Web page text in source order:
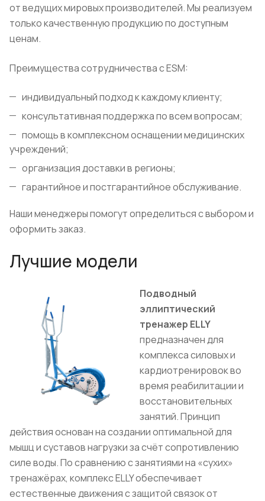
от ведущих мировых производителей. Мы реализуем
только качественную продукцию по доступным
ценам.
Преимущества сотрудничества с ESM:
индивидуальный подход к каждому клиенту;
консультативная поддержка по всем вопросам;
помощь в комплексном оснащении медицинских
учреждений;
организация доставки в регионы;
гарантийное и постгарантийное обслуживание.
Наши менеджеры помогут определиться с выбором и
оформить заказ.
Лучшие модели
Подводный
эллиптический
тренажер ELLY
предназначен для
комплекса силовых и
кардиотренировок во
время реабилитации и
восстановительных
занятий. Принцип
действия основан на создании оптимальной для
мышц и суставов нагрузки за счёт сопротивлению
силе воды. По сравнению с занятиями на «сухих»
тренажёрах, комплекс ELLY обеспечивает
естественные движения с защитой связок от